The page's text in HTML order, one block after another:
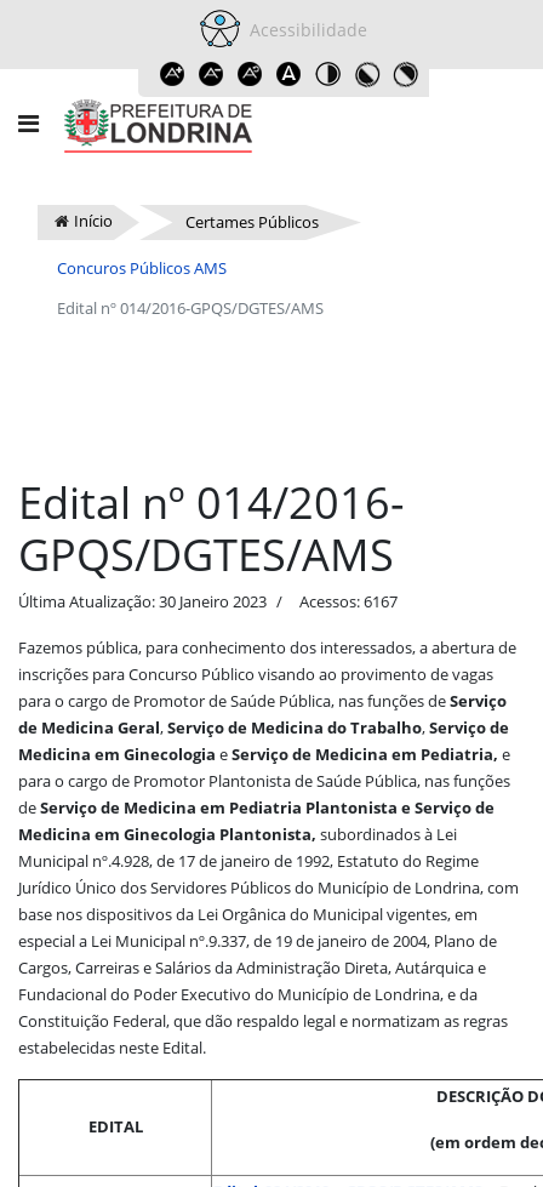
Acessibilidade
Início Certames Públicos
Concuros Públicos AMS
Edital nº 014/2016-GPQS/DGTES/AMS
Edital nº 014/2016-
GPQS/DGTES/AMS
Última Atualização: 30 Janeiro 2023 Acessos: 6167
Fazemos pública, para conhecimento dos interessados, a abertura de
inscrições para Concurso Público visando ao provimento de vagas
para o cargo de Promotor de Saúde Pública, nas funções deServiço
de Medicina Geral,Serviço de Medicina do Trabalho,Serviço de
Medicina em Ginecologia eServiço de Medicina em Pediatria, e
para o cargo de Promotor Plantonista de Saúde Pública, nas funções
deServiço de Medicina em Pediatria Plantonista eServiço de
Medicina em Ginecologia Plantonista, subordinados à Lei
Municipal nº.4.928, de 17 de janeiro de 1992, Estatuto do Regime
Jurídico Único dos Servidores Públicos do Município de Londrina, com
base nos dispositivos da Lei Orgânica do Municipal vigentes, em
especial a Lei Municipal nº.9.337, de 19 de janeiro de 2004, Plano de
Cargos, Carreiras e Salários da Administração Direta, Autárquica e
Fundacional do Poder Executivo do Município de Londrina, e da
Constituição Federal, que dão respaldo legal e normatizam as regras
estabelecidas neste Edital.
EDITAL
DESCRIÇÃO
(em ordem